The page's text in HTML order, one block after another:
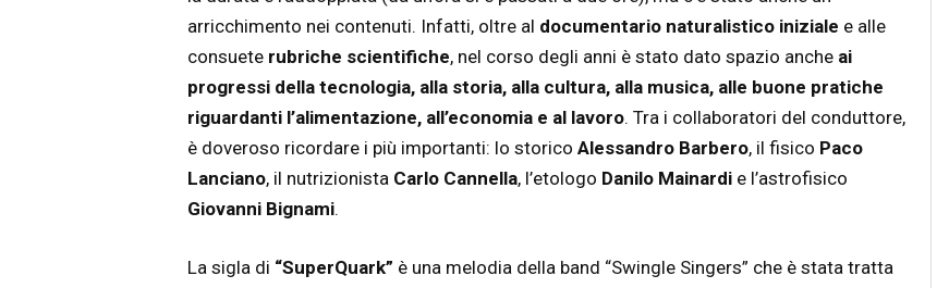
arricchimento nei contenuti. Infatti, oltre al documentario naturalistico iniziale e alle
consuete rubriche scientifiche, nel corso degli anni è stato dato spazio anche ai
progressi della tecnologia, alla storia, alla cultura, alla musica, alle buone pratiche
riguardanti l’alimentazione, all’economia e al lavoro. Tra i collaboratori del conduttore,
è doveroso ricordare i più importanti: lo storico Alessandro Barbero, il fisico Paco
Lanciano, il nutrizionista Carlo Cannella, l’etologo Danilo Mainardie l’astrofisico
Giovanni Bignami.
La sigla di “SuperQuark” è una melodia della band “Swingle Singers” che è stata tratta